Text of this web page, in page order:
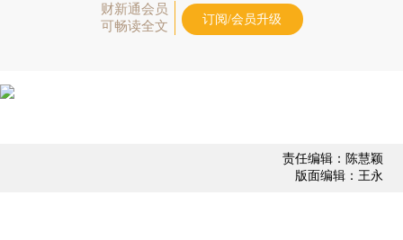
财新通会员
可畅读全文
订阅/会员升级
责任编辑：陈慧颖
版面编辑：王永